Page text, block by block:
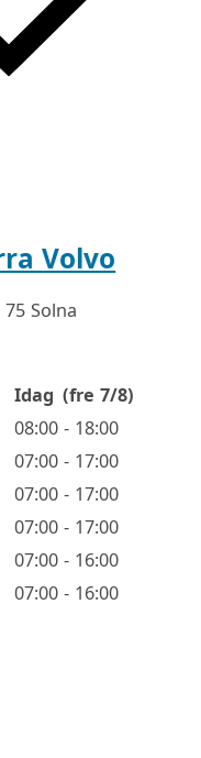
Volvo
Solna
Idag (fre 7/8)
08:00 - 18:00
07:00 - 17:00
07:00 - 17:00
07:00 - 17:00
07:00 - 16:00
07:00 - 16:00